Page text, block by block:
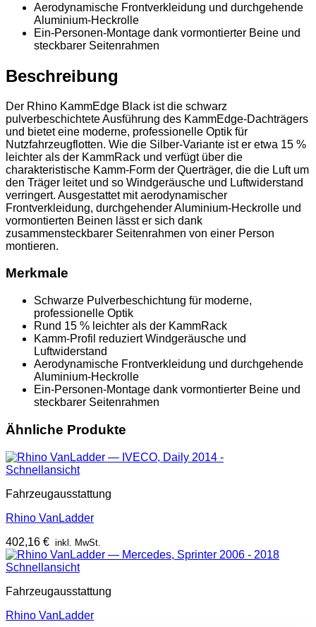
Aerodynamische Frontverkleidung und durchgehende
Aluminium-Heckrolle
Ein-Personen-Montage dank vormontierter Beine und
steckbarer Seitenrahmen
Beschreibung
Der Rhino KammEdge Black ist die schwarz
pulverbeschichtete Ausführung des KammEdge-Dachträgers
und bietet eine moderne, professionelle Optik für
Nutzfahrzeugflotten. Wie die Silber-Variante ist er etwa 15 %
leichter als der KammRack und verfügt über die
charakteristische Kamm-Form der Querträger, die die Luft um
den Träger leitet und so Windgeräusche und Luftwiderstand
verringert. Ausgestattet mit aerodynamischer
Frontverkleidung, durchgehender Aluminium-Heckrolle und
vormontierten Beinen lässt er sich dank
zusammensteckbarer Seitenrahmen von einer Person
montieren.
Merkmale
Schwarze Pulverbeschichtung für moderne,
professionelle Optik
Rund 15 % leichter als der KammRack
Kamm-Profil reduziert Windgeräusche und
Luftwiderstand
Aerodynamische Frontverkleidung und durchgehende
Aluminium-Heckrolle
Ein-Personen-Montage dank vormontierter Beine und
steckbarer Seitenrahmen
Ähnliche Produkte
Schnellansicht
Fahrzeugausstattung
Rhino VanLadder
402,16 € inkl. MwSt.
Schnellansicht
Fahrzeugausstattung
Rhino VanLadder